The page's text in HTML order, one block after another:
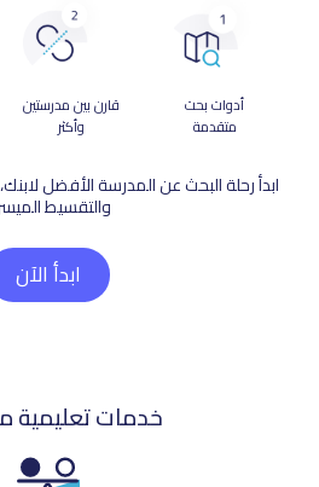
أدوات بحث
متقدمة
قارن بين مدرستين
وأكثر
ابدأ رحلة البحث عن المدرسة الأفضل
والتقسيط
ابدأ الآن
خدمات تعليمية